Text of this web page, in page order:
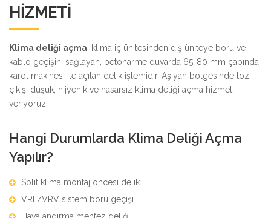
HIZMETI
Klima deliği açma , klima iç ünitesinden dış üniteye boru ve
kablo geçişini sağlayan, betonarme duvarda 65-80 mm çapında
karot makinesi ile açılan delik işlemidir. Aşiyan bölgesinde toz
çıkışı düşük, hijyenik ve hasarsız klima deliği açma hizmeti
veriyoruz.
Hangi Durumlarda Klima Deliği Açma
Yapılır?
Split klima montaj öncesi delik
VRF/VRV sistem boru geçişi